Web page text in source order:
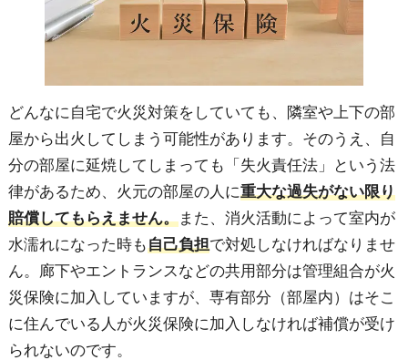
どんなに自宅で火災対策をしていても、隣室や上下の部
屋から出火してしまう可能性があります。そのうえ、自
分の部屋に延焼してしまっても「失火責任法」という法
律があるため、火元の部屋の人に重大な過失がない限り
賠償してもらえません。また、消火活動によって室内が
水濡れになった時も自己負担で対処しなければなりませ
ん。廊下やエントランスなどの共用部分は管理組合が火
災保険に加入していますが、専有部分（部屋内）はそこ
に住んでいる人が火災保険に加入しなければ補償が受け
られないのです。